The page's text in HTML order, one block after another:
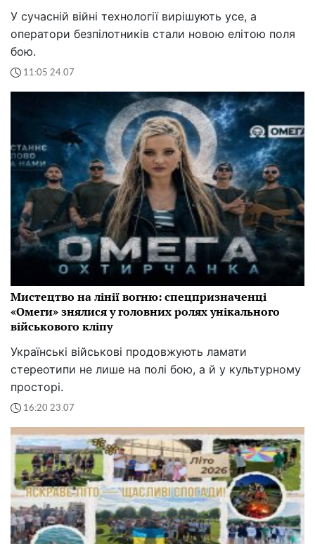
У сучасній війні технології вирішують усе, а
оператори безпілотників стали новою елітою поля
бою.
11:05 24.07
Мистецтво на лінії вогню: спецпризначенці
«Омеги» знялися у головних ролях унікального
військового кліпу
Українські військові продовжують ламати
стереотипи не лише на полі бою, а й у культурному
просторі.
16:20 23.07